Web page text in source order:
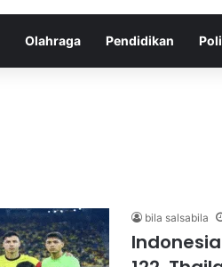
Olahraga Pendidikan
bila salsabila